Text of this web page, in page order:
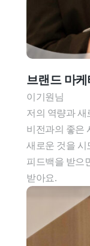
브랜드 마
이기원님
저의 역량과 새
비전과의 좋은
새로운 것을 시
피드백을 받으
받아요.